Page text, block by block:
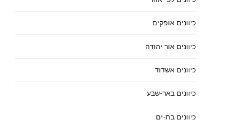
כיוונים אופקים
כיוונים אור יהודה
כיוונים אשדוד
כיוונים באר-שבע
כיוונים בת-ים